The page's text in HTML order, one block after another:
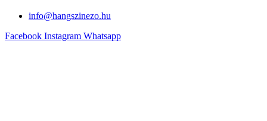
info@hangszinezo.hu
Facebook Instagram Whatsapp